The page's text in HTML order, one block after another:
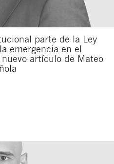
parte de la Ley
emergencia en el
artículo de Mateo